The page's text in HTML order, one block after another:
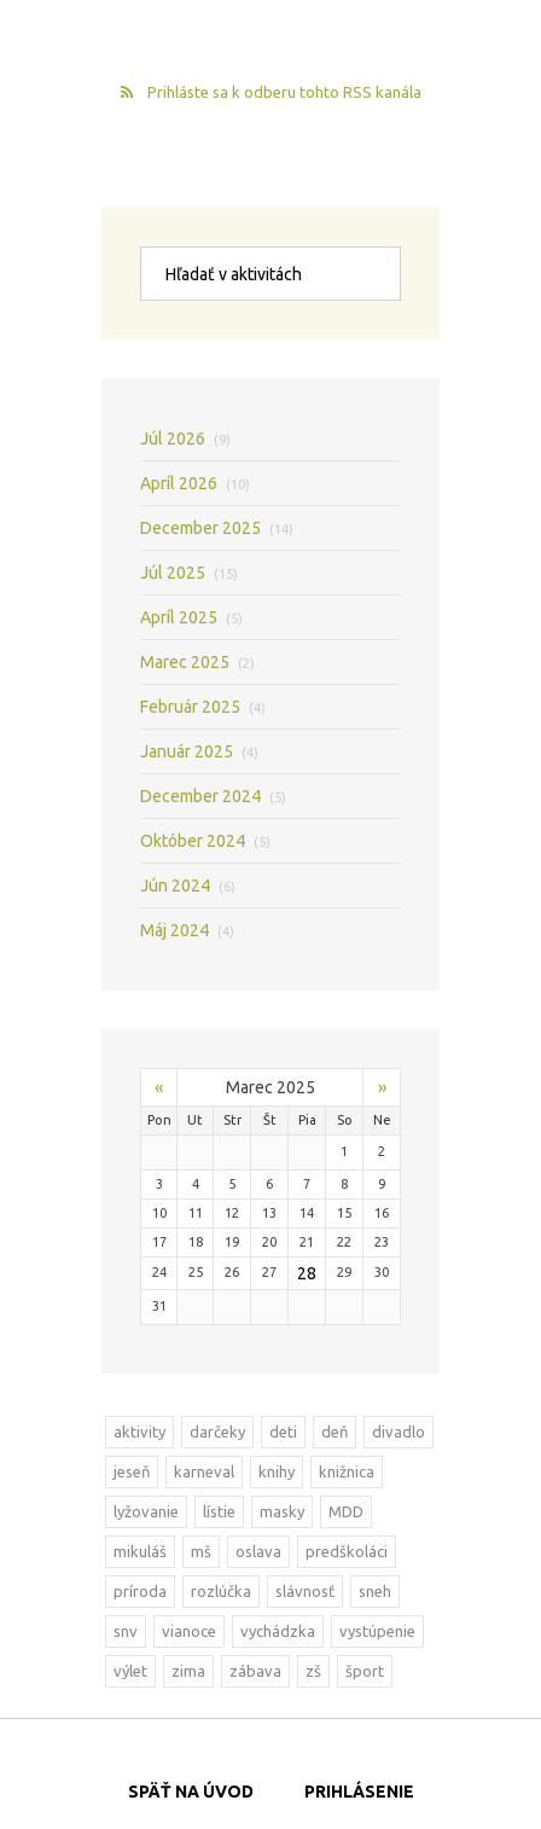
Prihláste sa k odberu tohto RSS kanála
Júl 2026 (9)
Apríl 2026 (10)
December 2025 (14)
Júl 2025 (15)
Apríl 2025 (5)
Marec 2025 (2)
Február 2025 (4)
Január 2025 (4)
December 2024 (5)
Október 2024 (5)
Jún 2024 (6)
Máj 2024 (4)
« Marec 2025 »
Pon Ut Str Št Pia So Ne
1 2
3 4 5 6 7 8
9
10
11 12 13 14 15
16
17
18 19 20 21 22 23
24 25 26 27 28 29 30
31
aktivity darčeky deti deň divadlo
jeseň karneval knihy knižnica
lyžovanie lístie masky MDD
mikuláš mš oslava predškoláci
príroda rozlúčka slávnosť sneh
snv vianoce vychádzka vystúpenie
výlet zima zábava zš šport
SPÄŤ NA ÚVOD PRIHLÁSENIE